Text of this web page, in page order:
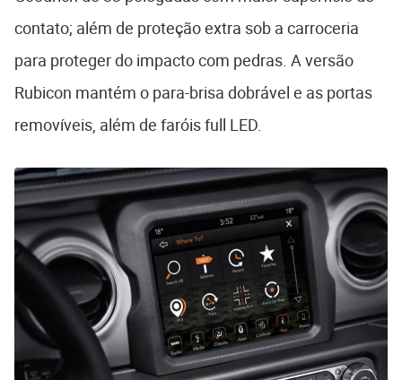
contato; além de proteção extra sob a carroceria
para proteger do impacto com pedras. A versão
Rubicon mantém o para-brisa dobrável e as portas
removíveis, além de faróis full LED.